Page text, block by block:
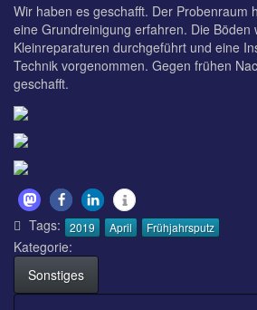
Wir haben es geschafft. Der Probenraum
eine Grundreinigung erfahren. Die Böden
Kleinreparaturen durchgeführt und eine
Technik vorgenommen. Gegen frühen
geschafft.
Tags: 2019 April Frühjahrsputz
Kategorie:
Sonstiges